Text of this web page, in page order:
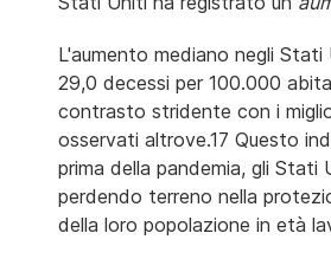
L'aumento mediano negli
29,0 decessi per 100.000
contrasto stridente con i
osservati altrove.17 Questo
prima della pandemia, gli Stati
perdendo terreno nella
della loro popolazione in età